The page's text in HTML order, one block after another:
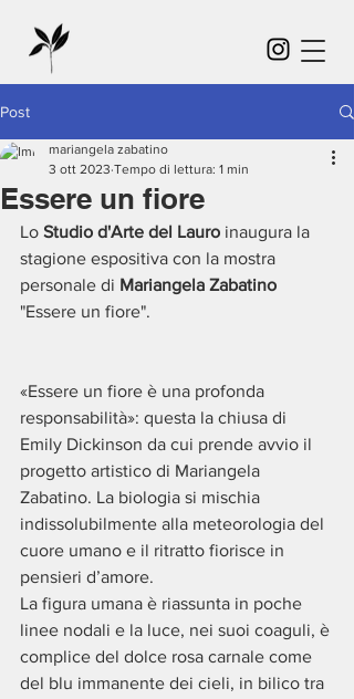
Post
Essere un fiore
mariangela zabatino
3 ott 2023 Tempo di lettura: 1 min
Lo Studio d'Arte del Lauro inaugura la
stagione espositiva con la mostra
personale di Mariangela Zabatino
"Essere un fiore".
«Essere un fiore è una profonda
responsabilità»: questa la chiusa di
Emily Dickinson da cui prende avvio il
progetto artistico di Mariangela
Zabatino. La biologia si mischia
indissolubilmente alla meteorologia del
cuore umano e il ritratto fiorisce in
pensieri d’amore.
La figura umana è riassunta in poche
linee nodali e la luce, nei suoi coaguli, è
complice del dolce rosa carnale come
del blu immanente dei cieli, in bilico tra